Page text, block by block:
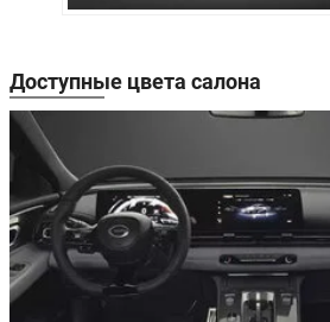
Доступные цвета салона